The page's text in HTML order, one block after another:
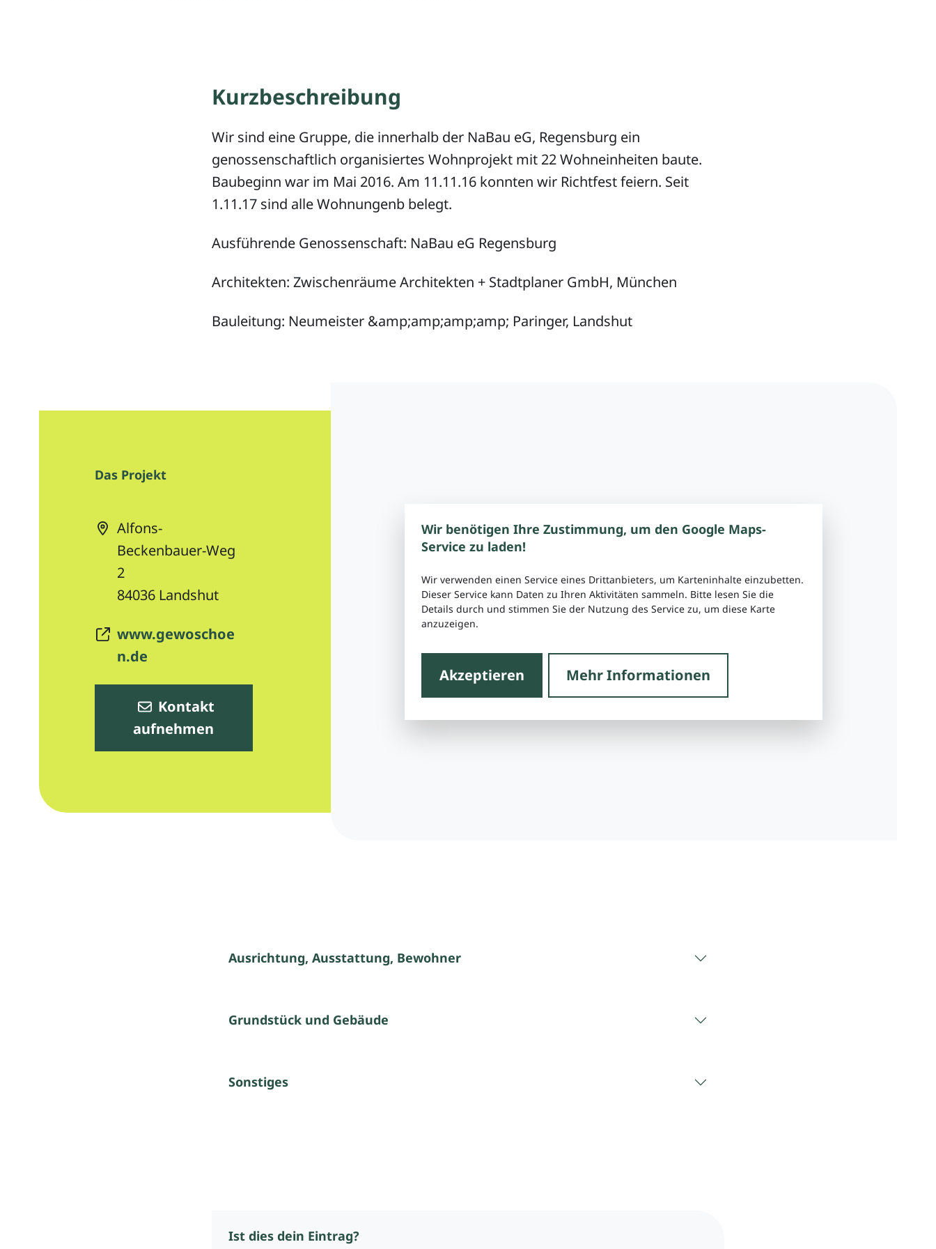
Kurzbeschreibung
Wir sind eine Gruppe, die innerhalb der NaBau eG, Regensburg ein
genossenschaftlich organisiertes Wohnprojekt mit 22 Wohneinheiten baute.
Baubeginn war im Mai 2016. Am 11.11.16 konnten wir Richtfest feiern. Seit
1.11.17 sind alle Wohnungenb belegt.
Ausführende Genossenschaft: NaBau eG Regensburg
Architekten: Zwischenräume Architekten + Stadtplaner GmbH, München
Bauleitung: Neumeister &amp;amp;amp;amp; Paringer, Landshut
Das Projekt
Alfons-
Beckenbauer-Weg
2
84036 Landshut
www.gewoschoe
n.de
Kontakt
aufnehmen
Wir benötigen Ihre Zustimmung, um den Google Maps-
Service zu laden!
Wir verwenden einen Service eines Drittanbieters, um Karteninhalte einzubetten.
Dieser Service kann Daten zu Ihren Aktivitäten sammeln. Bitte lesen Sie die
Details durch und stimmen Sie der Nutzung des Service zu, um diese Karte
anzuzeigen.
Akzeptieren Mehr Informationen
Ausrichtung, Ausstattung, Bewohner
Grundstück und Gebäude
Sonstiges
Ist dies dein Eintrag?